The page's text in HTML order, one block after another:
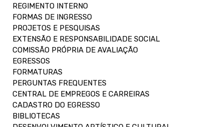
REGIMENTO INTERNO
FORMAS DE INGRESSO
PROJETOS E PESQUISAS
EXTENSÃO E RESPONSABILIDADE SOCIAL
COMISSÃO PRÓPRIA DE AVALIAÇÃO
EGRESSOS
FORMATURAS
PERGUNTAS FREQUENTES
CENTRAL DE EMPREGOS E CARREIRAS
CADASTRO DO EGRESSO
BIBLIOTECAS